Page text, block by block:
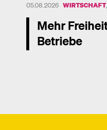
05.08.2026 WIRTSCHAFT
Mehr
Betriebe